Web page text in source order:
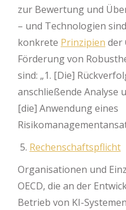
zur Bewertung und
– und Technologien
konkrete Prinzipien der
Förderung von
sind: „1. [Die]
anschließende Analyse
[die] Anwendung eines
Rechenschaftspflicht
Organisationen und
OECD, die an der
Betrieb von KI-